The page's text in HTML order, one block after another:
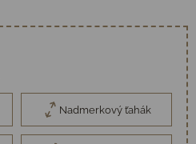
Nadmerkový ťahák